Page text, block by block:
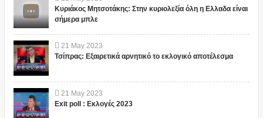
Κυριάκος Μητσοτάκης: Στην κυριολεξία όλη η Ελλαδα είναι
σήμερα μπλε
21 May 2023
Τσίπρας: Εξαιρετικά αρνητικό το εκλογικό αποτέλεσμα
21 May 2023
Exit poll : Εκλογές 2023